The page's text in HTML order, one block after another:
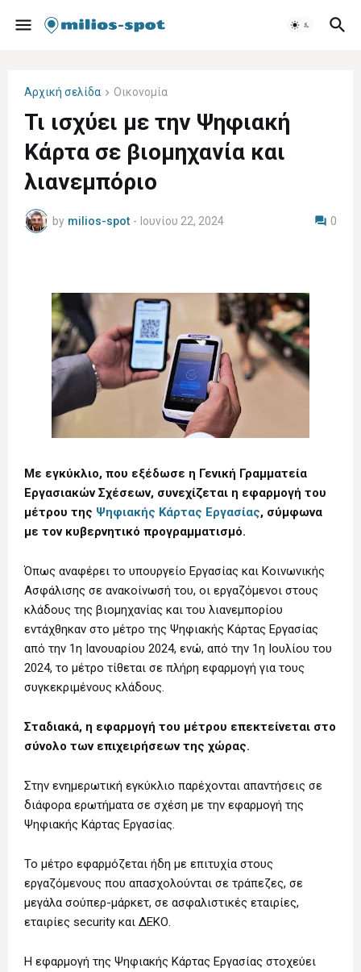
Αρχική σελίδα Οικονομία
Τι ισχύει με την Ψηφιακή
Κάρτα σε βιομηχανία και
λιανεμπόριο
by milios-spot - Ιουνίου 22, 2024 0
Με εγκύκλιο, που εξέδωσε η Γενική Γραμματεία
Εργασιακών Σχέσεων, συνεχίζεται η εφαρμογή του
μέτρου της Ψηφιακής Κάρτας Εργασίας, σύμφωνα
με τον κυβερνητικό προγραμματισμό.
Όπως αναφέρει το υπουργείο Εργασίας και Κοινωνικής
Ασφάλισης σε ανακοίνωσή του, οι εργαζόμενοι στους
κλάδους της βιομηχανίας και του λιανεμπορίου
εντάχθηκαν στο μέτρο της Ψηφιακής Κάρτας Εργασίας
από την 1η Ιανουαρίου 2024, ενώ, από την 1η Ιουλίου του
2024, το μέτρο τίθεται σε πλήρη εφαρμογή για τους
συγκεκριμένους κλάδους.
Σταδιακά, η εφαρμογή του μέτρου επεκτείνεται στο
σύνολο των επιχειρήσεων της χώρας.
Στην ενημερωτική εγκύκλιο παρέχονται απαντήσεις σε
διάφορα ερωτήματα σε σχέση με την εφαρμογή της
Ψηφιακής Κάρτας Εργασίας.
Το μέτρο εφαρμόζεται ήδη με επιτυχία στους
εργαζόμενους που απασχολούνται σε τράπεζες, σε
μεγάλα σούπερ-μάρκετ, σε ασφαλιστικές εταιρίες,
εταιρίες security και ΔΕΚΟ.
Η εφαρμογή της Ψηφιακής Κάρτας Εργασίας στοχεύει